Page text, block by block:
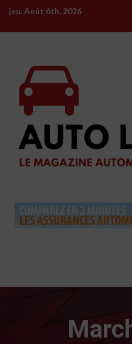
Skip
content
jeu. Août 6th, 2026